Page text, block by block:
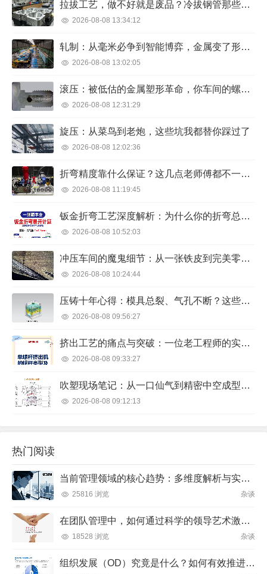
拉拔工艺，做不好就是废品？冷拔钢管那些年我们踩过的坑
2026-08-08 13:34:12
轧制：从毫米必争到智能博弈，金属变了形，人操碎了心
2026-08-08 13:02:05
滚压：被低估的金属塑形革命，你车间的螺栓强度可能正在浪费
2026-08-08 12:31:29
旋压：从菜鸟到老炮，这些坑我都替你踩过了
2026-08-08 12:02:36
折弯精度靠什么保证？这几点老师傅都不一定全知道
2026-08-08 11:19:45
钣金折弯工艺深度解析：为什么你的折弯总是差那么一点点？
2026-08-08 10:52:03
冲压车间的魔鬼细节：从一张铁皮到完美零件的博弈
2026-08-08 10:24:44
压铸十年心得：模具总裂、气孔不断？这些细节没人会告诉你
2026-08-08 09:56:27
挤出工艺的痛点与突破：一位老工程师的实战笔记
2026-08-08 09:33:27
吹塑现场笔记：从一口仙气到精密中空成型的那些事儿
2026-08-08 09:12:13
热门阅读
当前管理领域的核心趋势：多维度解析与实践方向
25816 浏览 杂谈
在团队管理中，如何通过科学的领导艺术激发成员潜力并实现目标？
18528 浏览 杂谈
组织发展（OD）究竟是什么？如何有效推进并解决企业管理难题？